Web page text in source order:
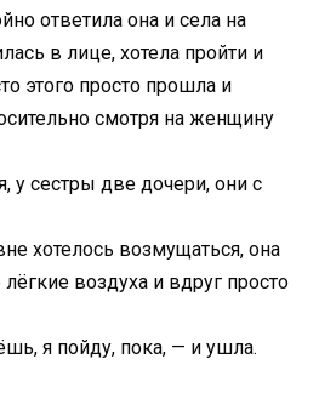
ответила она и села на
в лице, хотела пройти и
этого просто прошла и
смотря на женщину
у сестры две дочери, они с
хотелось возмущаться, она
воздуха и вдруг просто
я пойду, пока, — и ушла.